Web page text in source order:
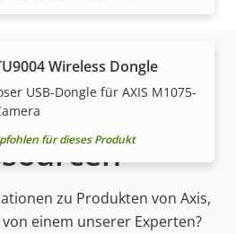
Wireless Dongle
USB-Dongle für AXIS M1075-
für dieses Produkt
und
zu Produkten von Axis,
einem unserer Experten?